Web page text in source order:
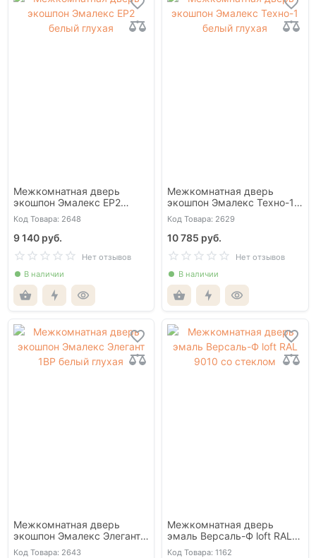
Межкомнатная дверь
экошпон Эмалекс ЕР2
белый глухая
Код Товара: 2648
9 140 руб.
Нет отзывов
В наличии
Межкомнатная дверь
экошпон Эмалекс Техно-1
белый глухая
Код Товара: 2629
10 785 руб.
Нет отзывов
В наличии
Межкомнатная дверь
экошпон Эмалекс Элегант
1ВР белый глухая
Код Товара: 2643
Межкомнатная дверь
эмаль Версаль-Ф loft RAL
9010 со стеклом
Код Товара: 1162